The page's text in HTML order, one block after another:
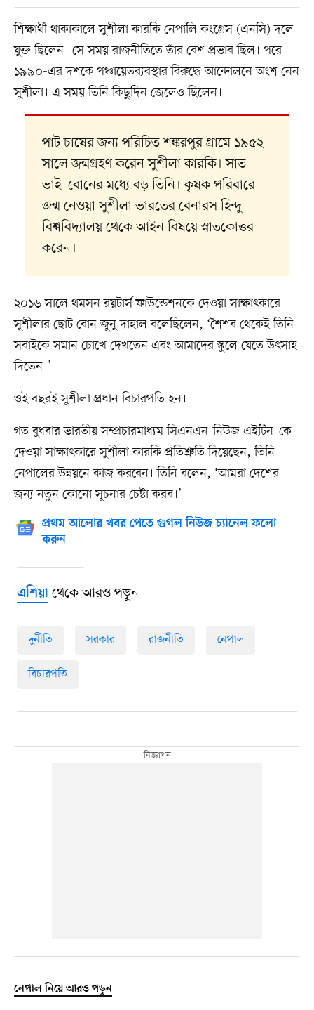
শিক্ষার্থী থাকাকালে সুশীলা কারকি নেপালি কংগ্রেস (এনসি) দলে
যুক্ত ছিলেন। সে সময় রাজনীতিতে তাঁর বেশ প্রভাব ছিল। পরে
১৯৯০-এর দশকে পঞ্চায়েতব্যবস্থার বিরুদ্ধে আন্দোলনে অংশ নেন
সুশীলা। এ সময় তিনি কিছুদিন জেলেও ছিলেন।
পাট চাষের জন্য পরিচিত শঙ্করপুর গ্রামে ১৯৫২
সালে জন্মগ্রহণ করেন সুশীলা কারকি। সাত
ভাই–বোনের মধ্যে বড় তিনি। কৃষক পরিবারে
জন্ম নেওয়া সুশীলা ভারতের বেনারস হিন্দু
বিশ্ববিদ্যালয় থেকে আইন বিষয়ে স্নাতকোত্তর
করেন।
২০১৬ সালে থমসন রয়টার্স ফাউন্ডেশনকে দেওয়া সাক্ষাৎকারে
সুশীলার ছোট বোন জুনু দাহাল বলেছিলেন, ‘শৈশব থেকেই তিনি
সবাইকে সমান চোখে দেখতেন এবং আমাদের স্কুলে যেতে উৎসাহ
দিতেন।’
ওই বছরই সুশীলা প্রধান বিচারপতি হন।
গত বুধবার ভারতীয় সম্প্রচারমাধ্যম সিএনএন-নিউজ এইটিন–কে
দেওয়া সাক্ষাৎকারে সুশীলা কারকি প্রতিশ্রুতি দিয়েছেন, তিনি
নেপালের উন্নয়নে কাজ করবেন। তিনি বলেন, ‘আমরা দেশের
জন্য নতুন কোনো সূচনার চেষ্টা করব।’
প্রথম আলোর খবর পেতে গুগল নিউজ চ্যানেল ফলো
করুন
এশিয়াথেকে আরও পড়ুন
দুর্নীতি সরকার রাজনীতি নেপাল
বিচারপতি
নেপাল নিয়ে আরও পড়ুন